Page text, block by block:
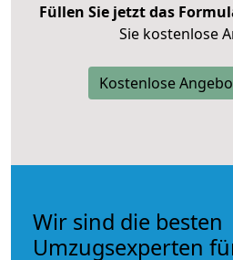
Füllen Sie jetzt das
Sie kostenlose
Kostenlose
Wir sind die besten
Umzugsexperten